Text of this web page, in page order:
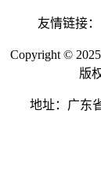
友情链接：
Copyright ©
版
地址：广东